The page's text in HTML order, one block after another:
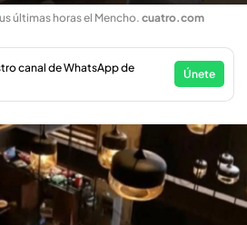
últimas horas el Mencho. cuatro.com
canal de WhatsApp de
Únete